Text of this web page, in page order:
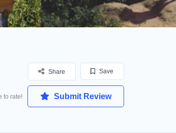
Save
Share
to rate! Submit Review